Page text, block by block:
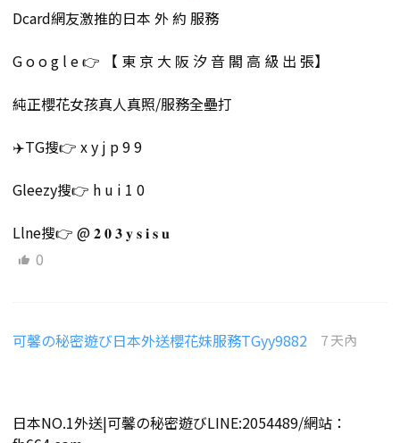
Dcard網友激推的日本 外 約 服務
G o o g l e 👉 【 東 京 大 阪 汐 音 閣 高 級 出 張】
純正櫻花女孩真人真照/服務全壘打
✈️TG搜👉 x y j p 9 9
Gleezy搜👉 h u i 1 0
Llne搜👉 @ 𝟐 𝟎 𝟑 𝐲 𝐬 𝐢 𝐬 𝐮
0
可馨の秘密遊び日本外送櫻花妹服務TGyy9882 7 天內
日本NO.1外送|可馨の秘密遊びLINE:2054489/網站：